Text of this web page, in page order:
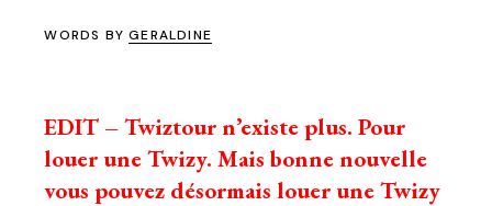
WORDS BYGERALDINE
EDIT – Twiztour n’existe plus. Pour
louer une Twizy. Mais bonne nouvelle
vous pouvez désormaislouer une Twizy